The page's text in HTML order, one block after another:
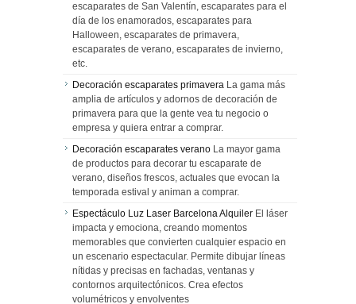
escaparates de San Valentín, escaparates para el
día de los enamorados, escaparates para
Halloween, escaparates de primavera,
escaparates de verano, escaparates de invierno,
etc.
Decoración escaparates primavera La gama más
amplia de artículos y adornos de decoración de
primavera para que la gente vea tu negocio o
empresa y quiera entrar a comprar.
Decoración escaparates verano La mayor gama
de productos para decorar tu escaparate de
verano, diseños frescos, actuales que evocan la
temporada estival y animan a comprar.
Espectáculo Luz Laser Barcelona Alquiler El láser
impacta y emociona, creando momentos
memorables que convierten cualquier espacio en
un escenario espectacular. Permite dibujar líneas
nítidas y precisas en fachadas, ventanas y
contornos arquitectónicos. Crea efectos
volumétricos y envolventes